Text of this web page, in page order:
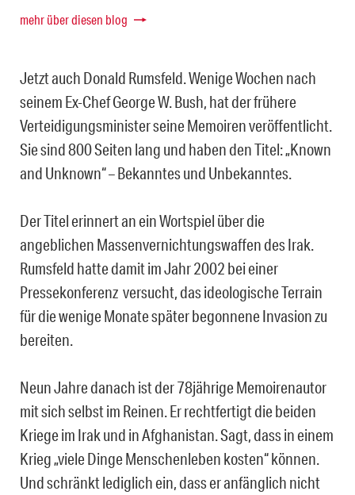
mehr über diesen blog
Jetzt auch Donald Rumsfeld. Wenige Wochen nach
seinem Ex-Chef George W. Bush, hat der frühere
Verteidigungsminister seine Memoiren veröffentlicht.
Sie sind 800 Seiten lang und haben den Titel: „Known
and Unknown“ – Bekanntes und Unbekanntes.
Der Titel erinnert an ein Wortspiel über die
angeblichen Massenvernichtungswaffen des Irak.
Rumsfeld hatte damit im Jahr 2002 bei einer
Pressekonferenz versucht, das ideologische Terrain
für die wenige Monate später begonnene Invasion zu
bereiten.
Neun Jahre danach ist der 78jährige Memoirenautor
mit sich selbst im Reinen. Er rechtfertigt die beiden
Kriege im Irak und in Afghanistan. Sagt, dass in einem
Krieg „viele Dinge Menschenleben kosten“ können.
Und schränkt lediglich ein, dass er anfänglich nicht